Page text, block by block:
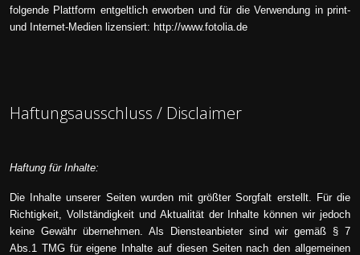
folgende Plattform entgeltlich erworben und für die Verwendung in print-
und Internet-Medien lizensiert: http://www.fotolia.de
Haftungsausschluss / Disclaimer
Haftung für Inhalte:
Die Inhalte unserer Seiten wurden mit größter Sorgfalt erstellt. Für die
Richtigkeit, Vollständigkeit und Aktualität der Inhalte können wir jedoch
keine Gewähr übernehmen. Als Diensteanbieter sind wir gemäß § 7
Abs.1 TMG für eigene Inhalte auf diesen Seiten nach den allgemeinen